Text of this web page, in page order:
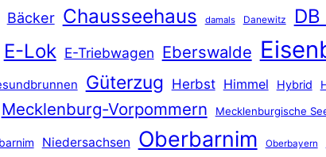
Bäcker Chausseehaus damals Danewitz DB
E-Lok E-Triebwagen Eberswalde
Güterzug Herbst Himmel Hybrid
Mecklenburg-Vorpommern Mecklenburgische
Niedersachsen Oberbarnim Oberbayern